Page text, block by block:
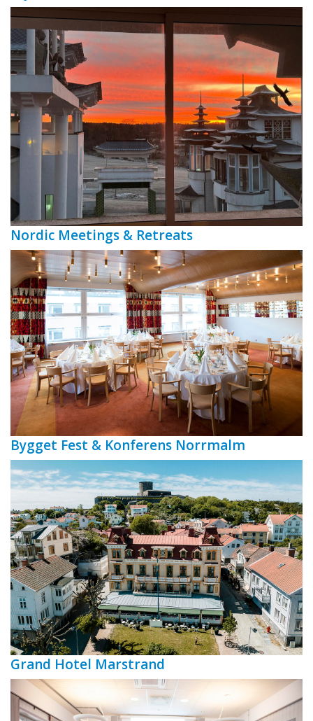
Nordic Meetings & Retreats
Bygget Fest & Konferens Norrmalm
Grand Hotel Marstrand